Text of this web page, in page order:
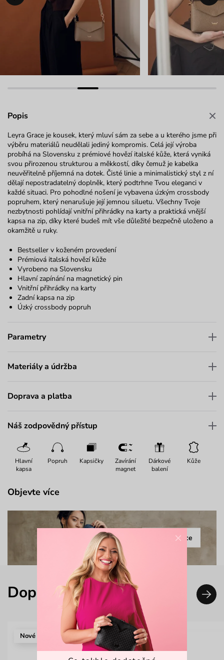
Popis
Leyra Grace je kousek, který mluví sám za sebe a u kterého jsme při
výběru materiálů neudělali jediný kompromis. Celá její výroba
probíhá na Slovensku z prémiové hovězí italské kůže, která vyniká
svou přirozenou strukturou a měkkostí, díky čemuž je kabelka
neuvěřitelně příjemná na dotek. Čisté linie a minimalistický styl z ní
dělají nepostradatelný doplněk, který podtrhne Tvou eleganci v
každé situaci. Pro pohodlné nošení je vybavena úzkým crossbody
popruhem, který nenarušuje její jemnou siluetu. Všechny Tvoje
nezbytnosti pohlídají vnitřní přihrádky na karty a praktická vnější
kapsa na zip, díky které budeš mít vše důležité bezpečně uloženo a
okamžitě u ruky.
Bestseller v koženém provedení
Prémiová italská hovězí kůže
Vyrobeno na Slovensku
Hlavní zapínání na magnetický pin
Vnitřní přihrádky na karty
Zadní kapsa na zip
Úzký crossbody popruh
Parametry
Materiály a údržba
Doprava a platba
Náš zodpovědný přístup
Hlavní
kapsa
Popruh Kapsičky
Zavírání
magnet
Dárkové
balení
Kůže
Objevte více
Celá kolekce
Doplň svůj look
Nové
×